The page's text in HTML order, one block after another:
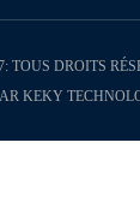
TOUS DROITS
KEKY